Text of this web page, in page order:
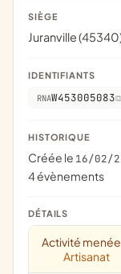
SIÈGE
Juranville
IDENTIFIANTS
RNAW453005083
HISTORIQUE
Créée le 16/02/
4 évènements
DÉTAILS
Activité
Artisanat